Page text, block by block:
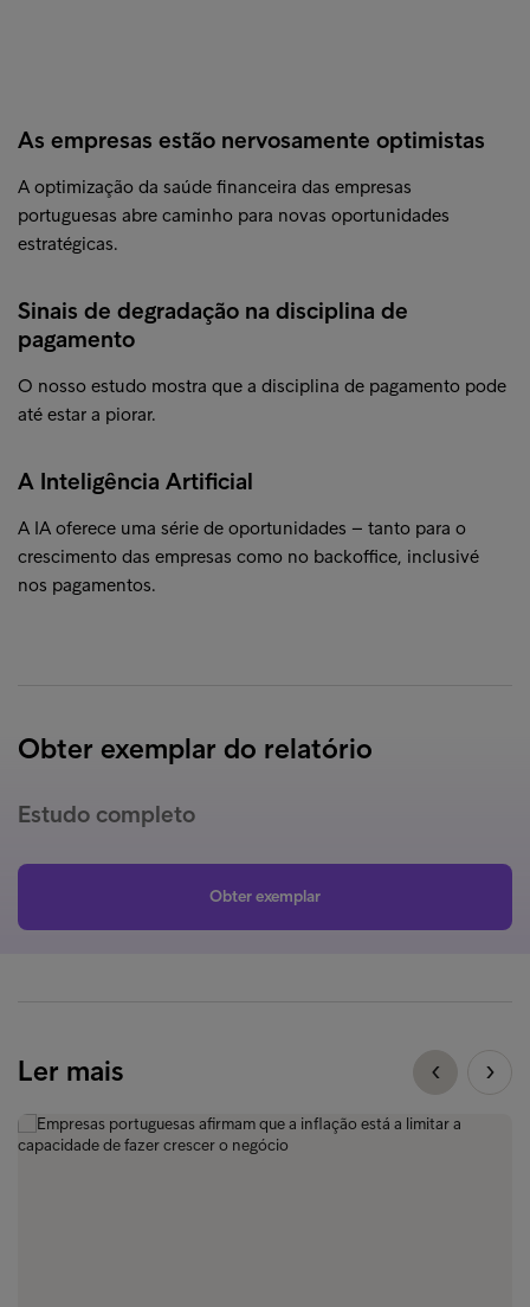
As empresas estão nervosamente optimistas
A optimização da saúde financeira das empresas
portuguesas abre caminho para novas oportunidades
estratégicas.
Sinais de degradação na disciplina de
pagamento
O nosso estudo mostra que a disciplina de pagamento pode
até estar a piorar.
A Inteligência Artificial
A IA oferece uma série de oportunidades – tanto para o
crescimento das empresas como no backoffice, inclusivé
nos pagamentos.
Obter exemplar do relatório
Estudo completo
Obter exemplar
Ler mais